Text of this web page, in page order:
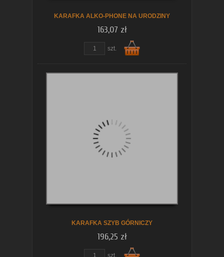
KARAFKA ALKO-PHONE NA URODZINY
163,07 zł
szt.
KARAFKA SZYB GÓRNICZY
196,25 zł
szt.